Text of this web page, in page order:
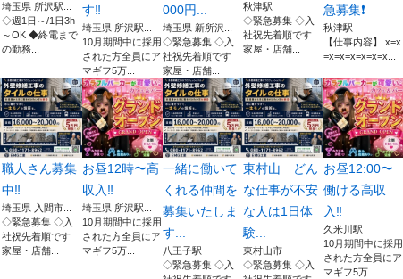
埼玉県 所沢駅...
◇週1日～/1日3h
～OK ◆終電まで
の勤務...
す‼️
埼玉県 所沢駅...
10月期間中に採用
された方全員にア
マギフ5万...
000円...
埼玉県 新所沢...
◇緊急募集 ◇入
社祝先着順です
家屋・店舗...
秋津駅
◇緊急募集 ◇入
社祝先着順です
家屋・店舗...
急募集❗️
秋津駅
【仕事内容】 x=x
=x=x=x=x=x=x...
職人さん募集
中‼️
埼玉県 入間市...
◇緊急募集 ◇入
社祝先着順です
家屋・店舗...
お昼12時〜高
収入‼️
埼玉県 所沢駅...
10月期間中に採用
された方全員にア
マギフ5万...
一緒に働いて
くれる仲間を
募集いたしま
す...
八王子駅
◇緊急募集 ◇入
東村山 どん
な仕事が不安
な人は1日体
験...
東村山市
◇緊急募集 ◇入
お昼12:00〜
働ける高収
入‼️
久米川駅
10月期間中に採用
された方全員にア
マギフ5万...